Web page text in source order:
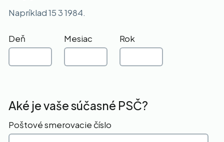
Napríklad 15 3 1984.
Deň Mesiac Rok
Aké je vaše súčasné PSČ?
Poštové smerovacie číslo